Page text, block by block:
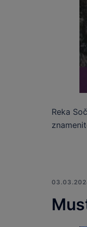
Reka